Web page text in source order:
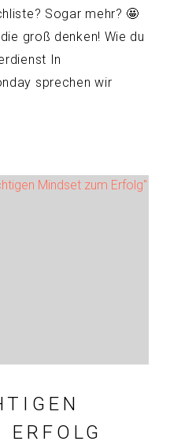
Sogar mehr? 🤩
groß denken! Wie du
In
sprechen wir